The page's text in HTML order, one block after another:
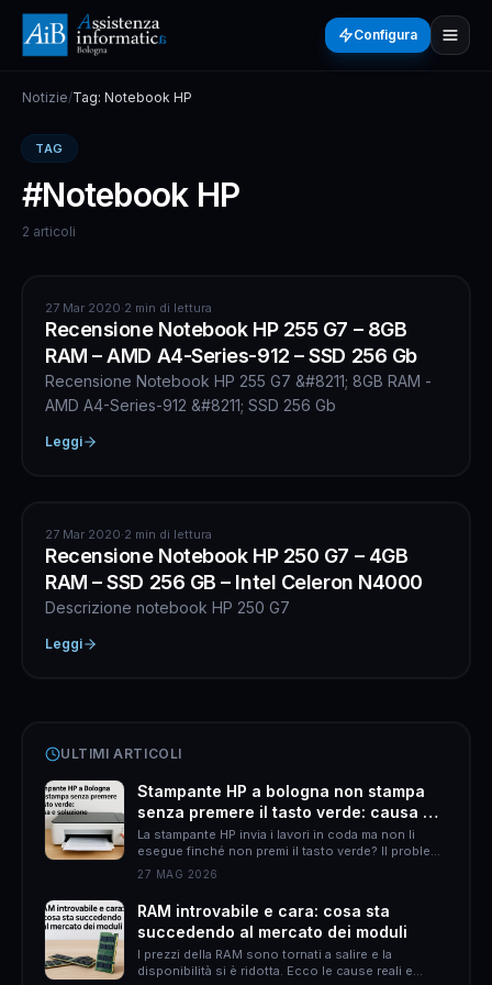
Configura
Notizie/Tag: Notebook HP
TAG
#Notebook HP
2 articoli
INFORMATICA
27 Mar 2020·2 min di lettura
Recensione Notebook HP 255 G7 – 8GB
RAM – AMD A4-Series-912 – SSD 256 Gb
Recensione Notebook HP 255 G7 &#8211; 8GB RAM -
AMD A4-Series-912 &#8211; SSD 256 Gb
Leggi
INFORMATICA
27 Mar 2020·2 min di lettura
Recensione Notebook HP 250 G7 – 4GB
RAM – SSD 256 GB – Intel Celeron N4000
Descrizione notebook HP 250 G7
Leggi
ULTIMI ARTICOLI
Stampante HP a bologna non stampa
senza premere il tasto verde: causa e
soluzione
La stampante HP invia i lavori in coda ma non li
esegue finché non premi il tasto verde? Il problema
è quasi sempre HP Smart. Ecco come risolverlo
27 MAG 2026
RAM introvabile e cara: cosa sta
succedendo al mercato dei moduli
I prezzi della RAM sono tornati a salire e la
disponibilità si è ridotta. Ecco le cause reali e